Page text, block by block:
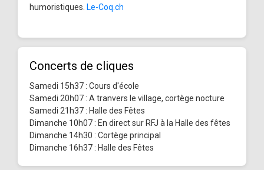
humoristiques. Le-Coq.ch
Concerts de cliques
Samedi 15h37 : Cours d'école
Samedi 20h07 : A tranvers le village, cortège nocture
Samedi 21h37 : Halle des Fêtes
Dimanche 10h07 : En direct sur RFJ à la Halle des fêtes
Dimanche 14h30 : Cortège principal
Dimanche 16h37 : Halle des Fêtes